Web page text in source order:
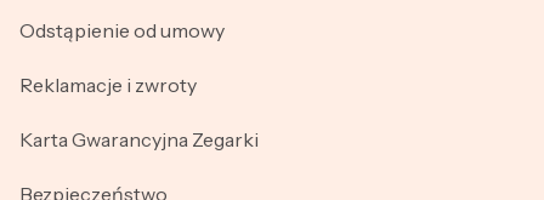
Odstąpienie od umowy
Reklamacje i zwroty
Karta Gwarancyjna Zegarki
Bezpieczeństwo